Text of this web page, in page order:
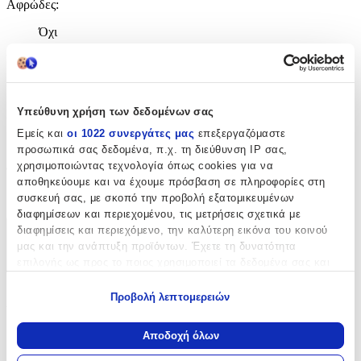
Υπεύθυνη χρήση των δεδομένων σας
Εμείς και οι 1022 συνεργάτες μας επεξεργαζόμαστε
προσωπικά σας δεδομένα, π.χ. τη διεύθυνση IP σας,
χρησιμοποιώντας τεχνολογία όπως cookies για να
αποθηκεύουμε και να έχουμε πρόσβαση σε πληροφορίες στη
συσκευή σας, με σκοπό την προβολή εξατομικευμένων
διαφημίσεων και περιεχομένου, τις μετρήσεις σχετικά με
διαφημίσεις και περιεχόμενο, την καλύτερη εικόνα του κοινού
μας και την ανάπτυξη προϊόντων. Έχετε τη δυνατότητα
Να συλλέξουμε πληροφορίες σχετικά με τη γεωγραφική
σας τοποθεσία, οι οποίες μπορεί να είναι ακριβείς σε
Προβολή λεπτομερειών
Αποδοχή όλων
Αφρώδες:
Όχι
Βινυλίου
Όχι
Μπορντούρα:
Όχι
Φωσφοριζέ:
Όχι
Χαρακτηριστικά
Χαρακτηριστικά